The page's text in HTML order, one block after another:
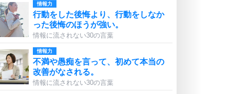
情報力
行動をした後悔より、行動をしなか
った後悔のほうが強い。
情報に流されない30の言葉
情報力
不満や愚痴を言って、初めて本当の
改善がなされる。
情報に流されない30の言葉